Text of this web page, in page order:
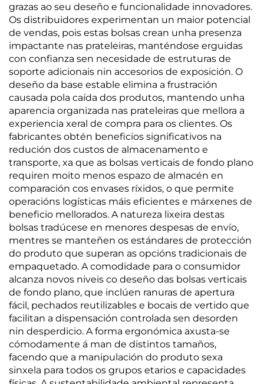
grazas ao seu deseño e funcionalidade innovadores.
Os distribuidores experimentan un maior potencial
de vendas, pois estas bolsas crean unha presenza
impactante nas prateleiras, manténdose erguidas
con confianza sen necesidade de estruturas de
soporte adicionais nin accesorios de exposición. O
deseño da base estable elimina a frustración
causada pola caída dos produtos, mantendo unha
aparencia organizada nas prateleiras que mellora a
experiencia xeral de compra para os clientes. Os
fabricantes obtén beneficios significativos na
redución dos custos de almacenamento e
transporte, xa que as bolsas verticais de fondo plano
requiren moito menos espazo de almacén en
comparación cos envases ríxidos, o que permite
operacións logísticas máis eficientes e márxenes de
beneficio mellorados. A natureza lixeira destas
bolsas tradúcese en menores despesas de envío,
mentres se manteñen os estándares de protección
do produto que superan as opcións tradicionais de
empaquetado. A comodidade para o consumidor
alcanza novos niveis co deseño das bolsas verticais
de fondo plano, que inclúen ranuras de apertura
fácil, pechados reutilizables e bocais de vertido que
facilitan a dispensación controlada sen desorden
nin desperdicio. A forma ergonómica axusta-se
cómodamente á man de distintos tamaños,
facendo que a manipulación do produto sexa
sinxela para todos os grupos etarios e capacidades